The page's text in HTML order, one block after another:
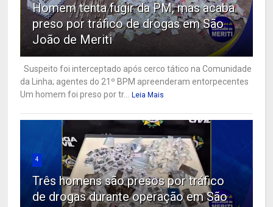
Homem tenta fugir da PM, mas acaba
preso por tráfico de drogas em São
João de Meriti
Suspeito foi interceptado após cerco tático na Comunidade
da Linha; agentes do 21º BPM apreenderam entorpecentes
Um homem foi preso por tr... Leia Mais
4
Três homens são presos por tráfico
de drogas durante operação em São